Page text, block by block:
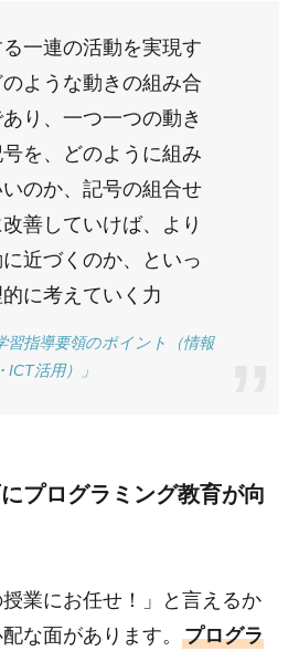
一連の活動を実現す
ような動きの組み合
り、一つ一つの動き
を、どのように組み
のか、記号の組合せ
善していけば、より
近づくのか、といっ
に考えていく力
習指導要領のポイント（情報
ICT活用）」
プログラミング教育が向
業にお任せ！」と言えるか
な面があります。 プログラ